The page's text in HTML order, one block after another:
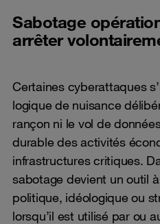
Sabotage
arrêter
Certaines cyberattaques
logique de nuisance
rançon ni le vol de
durable des activités
infrastructures critiques.
sabotage devient un outil
politique, idéologique ou
lorsqu’il est utilisé par ou